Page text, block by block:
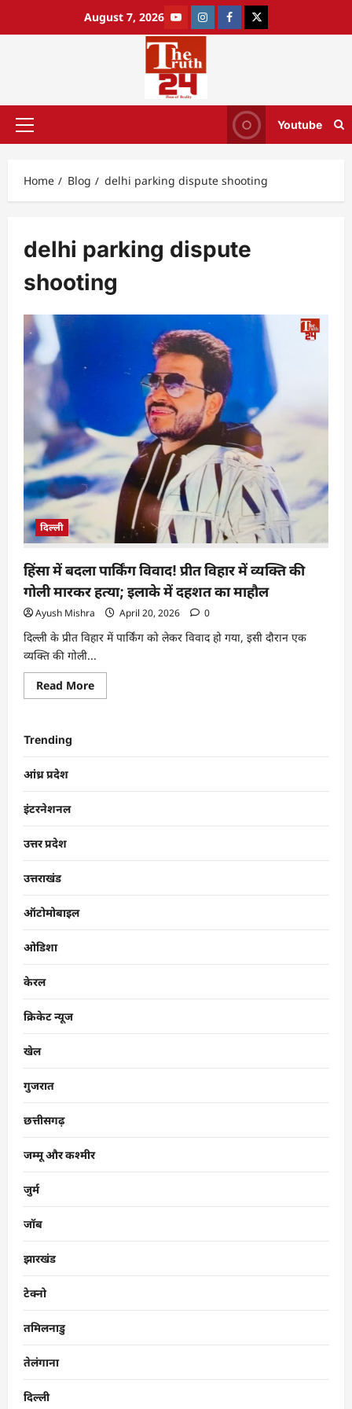
August 7, 2026
Youtube
Home Blog delhi parking dispute shooting
delhi parking dispute
shooting
दिल्ली
हिंसा में बदला पार्किंग विवाद! प्रीत विहार में व्यक्ति की
गोली मारकर हत्या; इलाके में दहशत का माहौल
Ayush Mishra April 20, 2026 0
दिल्ली के प्रीत विहार में पार्किंग को लेकर विवाद हो गया, इसी दौरान एक
व्यक्ति की गोली...
Read More
Trending
आंध्र प्रदेश
इंटरनेशनल
उत्तर प्रदेश
उत्तराखंड
ऑटोमोबाइल
ओडिशा
केरल
क्रिकेट न्यूज
खेल
गुजरात
छत्तीसगढ़
जम्मू और कश्मीर
जुर्म
जॉब
झारखंड
टेक्नो
तमिलनाडु
तेलंगाना
दिल्ली